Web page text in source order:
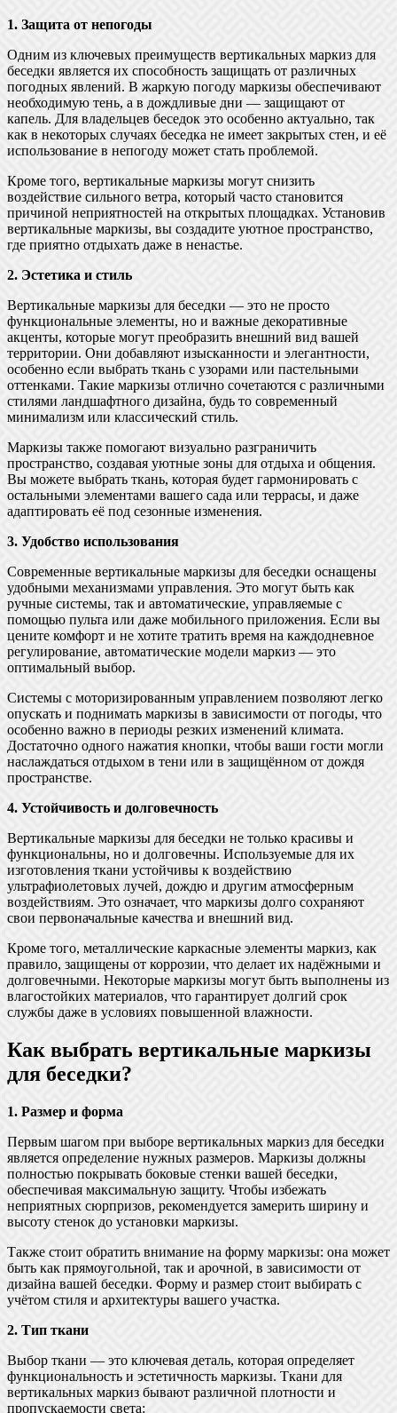
1. Защита от непогоды
Одним из ключевых преимуществ вертикальных маркиз для
беседки является их способность защищать от различных
погодных явлений. В жаркую погоду маркизы обеспечивают
необходимую тень, а в дождливые дни — защищают от
капель. Для владельцев беседок это особенно актуально, так
как в некоторых случаях беседка не имеет закрытых стен, и её
использование в непогоду может стать проблемой.
Кроме того, вертикальные маркизы могут снизить
воздействие сильного ветра, который часто становится
причиной неприятностей на открытых площадках. Установив
вертикальные маркизы, вы создадите уютное пространство,
где приятно отдыхать даже в ненастье.
2. Эстетика и стиль
Вертикальные маркизы для беседки — это не просто
функциональные элементы, но и важные декоративные
акценты, которые могут преобразить внешний вид вашей
территории. Они добавляют изысканности и элегантности,
особенно если выбрать ткань с узорами или пастельными
оттенками. Такие маркизы отлично сочетаются с различными
стилями ландшафтного дизайна, будь то современный
минимализм или классический стиль.
Маркизы также помогают визуально разграничить
пространство, создавая уютные зоны для отдыха и общения.
Вы можете выбрать ткань, которая будет гармонировать с
остальными элементами вашего сада или террасы, и даже
адаптировать её под сезонные изменения.
3. Удобство использования
Современные вертикальные маркизы для беседки оснащены
удобными механизмами управления. Это могут быть как
ручные системы, так и автоматические, управляемые с
помощью пульта или даже мобильного приложения. Если вы
цените комфорт и не хотите тратить время на каждодневное
регулирование, автоматические модели маркиз — это
оптимальный выбор.
Системы с моторизированным управлением позволяют легко
опускать и поднимать маркизы в зависимости от погоды, что
особенно важно в периоды резких изменений климата.
Достаточно одного нажатия кнопки, чтобы ваши гости могли
наслаждаться отдыхом в тени или в защищённом от дождя
пространстве.
4. Устойчивость и долговечность
Вертикальные маркизы для беседки не только красивы и
функциональны, но и долговечны. Используемые для их
изготовления ткани устойчивы к воздействию
ультрафиолетовых лучей, дождю и другим атмосферным
воздействиям. Это означает, что маркизы долго сохраняют
свои первоначальные качества и внешний вид.
Кроме того, металлические каркасные элементы маркиз, как
правило, защищены от коррозии, что делает их надёжными и
долговечными. Некоторые маркизы могут быть выполнены из
влагостойких материалов, что гарантирует долгий срок
службы даже в условиях повышенной влажности.
Как выбрать вертикальные маркизы
для беседки?
1. Размер и форма
Первым шагом при выборе вертикальных маркиз для беседки
является определение нужных размеров. Маркизы должны
полностью покрывать боковые стенки вашей беседки,
обеспечивая максимальную защиту. Чтобы избежать
неприятных сюрпризов, рекомендуется замерить ширину и
высоту стенок до установки маркизы.
Также стоит обратить внимание на форму маркизы: она может
быть как прямоугольной, так и арочной, в зависимости от
дизайна вашей беседки. Форму и размер стоит выбирать с
учётом стиля и архитектуры вашего участка.
2. Тип ткани
Выбор ткани — это ключевая деталь, которая определяет
функциональность и эстетичность маркизы. Ткани для
вертикальных маркиз бывают различной плотности и
пропускаемости света: